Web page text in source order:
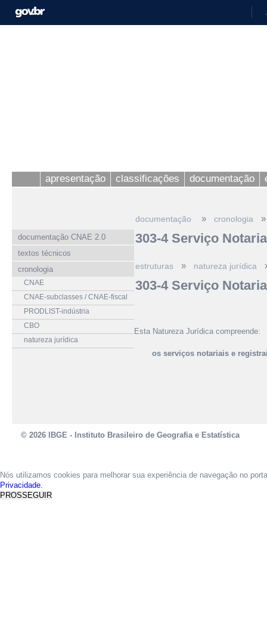
apresentação classificações documentação
documentação CNAE 2.0
textos técnicos
cronologia
CNAE
CNAE-subclasses / CNAE-fiscal
PRODLIST-indústria
CBO
natureza jurídica
documentação » cronologia »
303-4 Serviço
estruturas » natureza jurídica
303-4 Serviço
Esta Natureza Jurídica compreende:
os serviços notariais e
© 2026 IBGE - Instituto Brasileiro de Geografia e Estatística
Nós utilizamos cookies para melhorar sua experiência de navegação no
Privacidade.
PROSSEGUIR